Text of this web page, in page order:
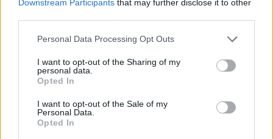
Downstream Participants that may further disclose it to other
Personal Data Processing Opt Outs
I want to opt-out of the Sharing of my
personal data.
Opted In
I want to opt-out of the Sale of my
Personal Data.
Opted In
12 April 2026
thriftshop
Lebende Forenlegende
Yoga.......Z